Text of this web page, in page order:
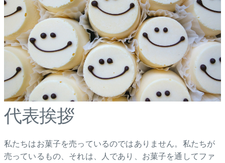
代表挨拶
私たちはお菓子を売っているのではありません。私たちが
売っているもの、それは、人であり、お菓子を通してファ